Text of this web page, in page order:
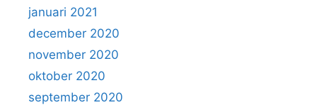
januari 2021
december 2020
november 2020
oktober 2020
september 2020